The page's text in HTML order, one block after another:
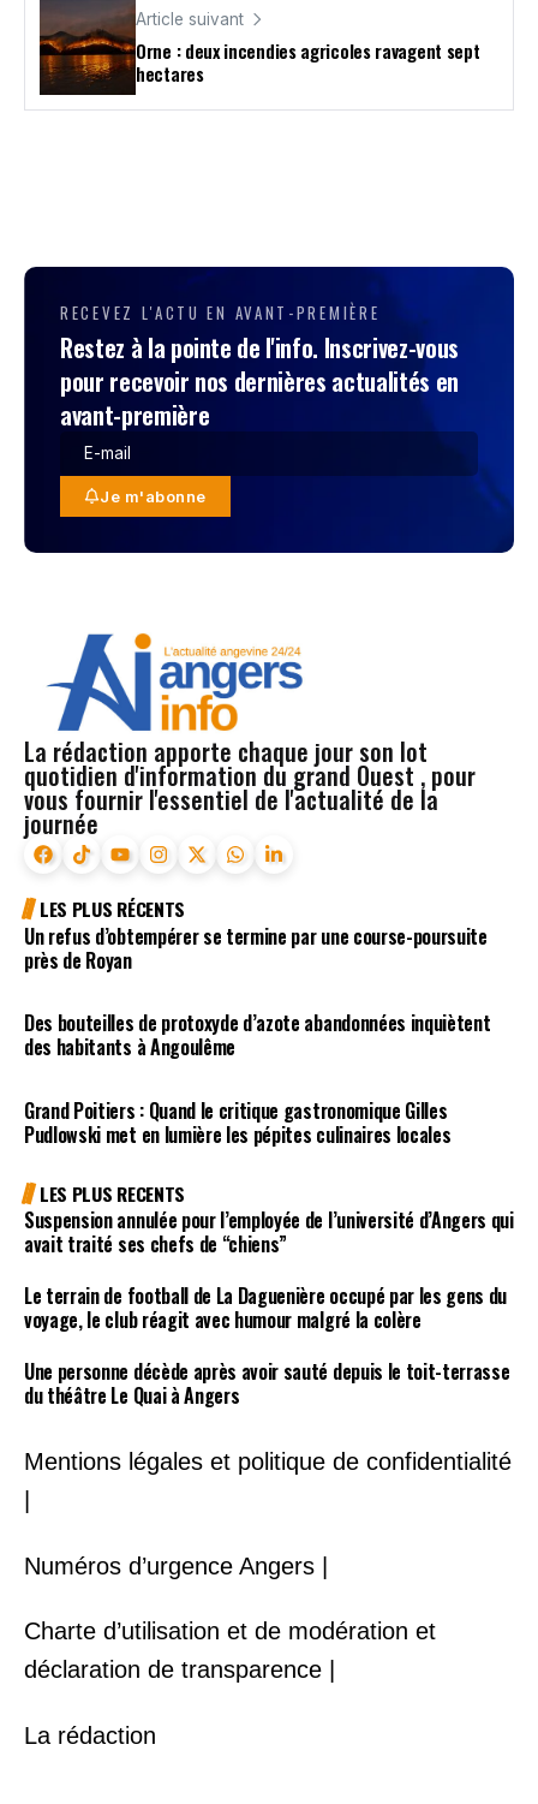
Article suivant
Orne : deux incendies agricoles ravagent sept
hectares
RECEVEZ L'ACTU EN AVANT-PREMIÈRE
Restez à la pointe de l'info. Inscrivez-vous
pour recevoir nos dernières actualités en
avant-première
Je m'abonne
La rédaction apporte chaque jour son lot
quotidien d'information du grand Ouest , pour
vous fournir l'essentiel de l'actualité de la
journée
LES PLUS RÉCENTS
Un refus d’obtempérer se termine par une course-poursuite
près de Royan
Des bouteilles de protoxyde d’azote abandonnées inquiètent
des habitants à Angoulême
Grand Poitiers : Quand le critique gastronomique Gilles
Pudlowski met en lumière les pépites culinaires locales
LES PLUS RECENTS
Suspension annulée pour l’employée de l’université d’Angers qui
avait traité ses chefs de “chiens”
Le terrain de football de La Daguenière occupé par les gens du
voyage, le club réagit avec humour malgré la colère
Une personne décède après avoir sauté depuis le toit-terrasse
du théâtre Le Quai à Angers
Mentions légales et politique de confidentialité
Numéros d’urgence Angers |
Charte d’utilisation et de modération et
déclaration de transparence |
La rédaction